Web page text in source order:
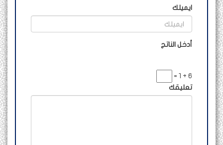
ايميلك
أدخل الناتج
6 + 1 =
تعليقك